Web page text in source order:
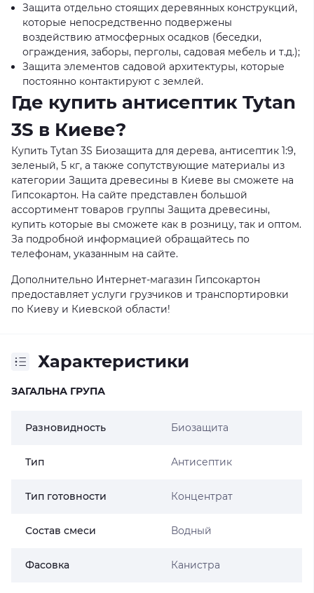
Защита отдельно стоящих деревянных конструкций,
которые непосредственно подвержены
воздействию атмосферных осадков (беседки,
ограждения, заборы, перголы, садовая мебель и т.д.);
Защита элементов садовой архитектуры, которые
постоянно контактируют с землей.
Где купить антисептик Tytan
3S в Киеве?
Купить Tytan 3S Биозащита для дерева, антисептик 1:9,
зеленый, 5 кг, а также сопутствующие материалы из
категории Защита древесины в Киеве вы сможете на
Гипсокартон. На сайте представлен большой
ассортимент товаров группы Защита древесины,
купить которые вы сможете как в розницу, так и оптом.
За подробной информацией обращайтесь по
телефонам, указанным на сайте.
Дополнительно Интернет-магазин Гипсокартон
предоставляет услуги грузчиков и транспортировки
по Киеву и Киевской области!
Характеристики
ЗАГАЛЬНА ГРУПА
Разновидность Биозащита
Тип Антисептик
Тип готовности Концентрат
Состав смеси Водный
Фасовка Канистра